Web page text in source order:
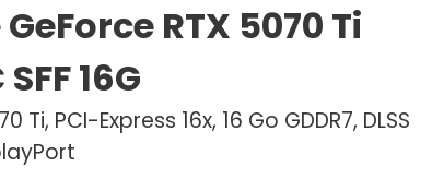
RTX 5070 Ti
16G
Ti, PCI-Express 16x, 16 Go GDDR7, DLSS